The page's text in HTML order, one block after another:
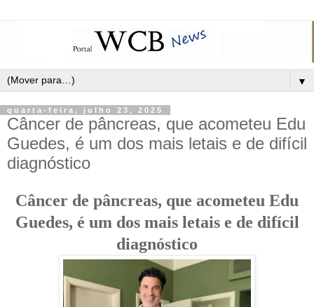
▼
quarta-feira, julho 23, 2025
Câncer de pâncreas, que acometeu Edu
Guedes, é um dos mais letais e de difícil
diagnóstico
Câncer de pâncreas, que acometeu Edu
Guedes, é um dos mais letais e de difícil
diagnóstico